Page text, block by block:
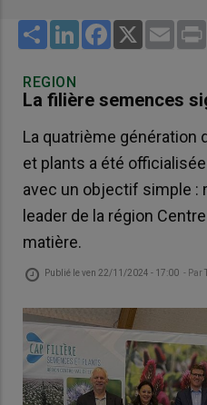
Share LinkedInFacebook
X Email
REGION
La filière semences
La quatrième génération
et plants a été
avec un objectif simple :
leader de la région
matière.
Publié leven 22/11/2024 - 17:00 - Par